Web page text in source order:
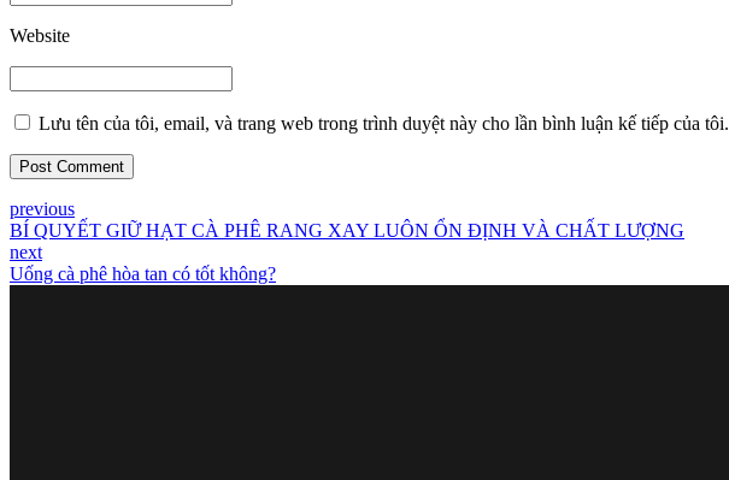
Website
Lưu tên của tôi, email, và trang web trong trình duyệt này cho lần bình luận kế tiếp của tôi.
Post Comment
previous
BÍ QUYẾT GIỮ HẠT CÀ PHÊ RANG XAY LUÔN ỔN ĐỊNH VÀ CHẤT LƯỢNG
next
Uống cà phê hòa tan có tốt không?